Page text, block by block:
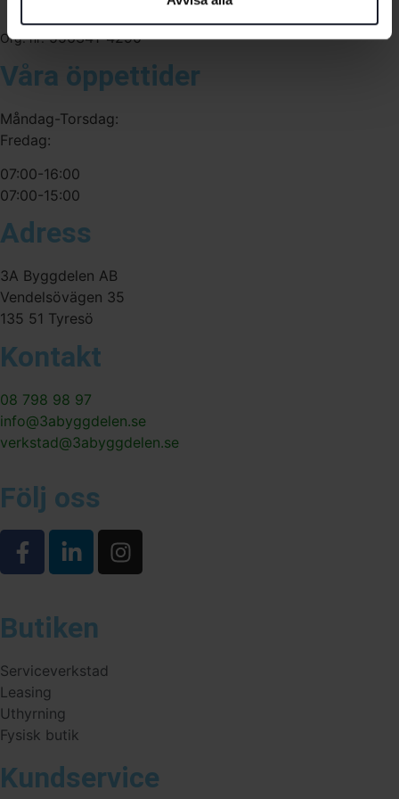
Org. nr:556341-4290
Våra öppettider
Måndag-Torsdag:
Fredag:
07:00-16:00
07:00-15:00
Adress
3A Byggdelen AB
Vendelsövägen 35
135 51 Tyresö
Kontakt
08 798 98 97
info@3abyggdelen.se
verkstad@3abyggdelen.se
Följ oss
Butiken
Serviceverkstad
Leasing
Uthyrning
Fysisk butik
Kundservice